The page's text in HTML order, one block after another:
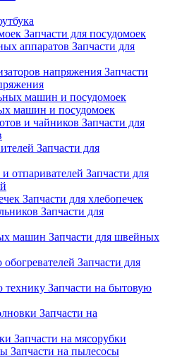
Запчасти для посудомоек
Запчасти для
Запчасти
машин и посудомоек
Запчасти для
Запчасти для
Запчасти для
Запчасти для хлебопечек
Запчасти для
Запчасти для швейных
Запчасти для
Запчасти на бытовую
Запчасти на
Запчасти на мясорубки
Запчасти на пылесосы